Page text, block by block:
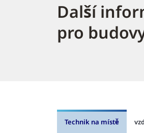
Další
pro
Technik na místě